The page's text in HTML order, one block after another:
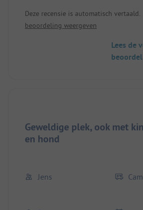
deels natuurlijk, maar goed
een goede afvoer voor afgewerkt
warme zwembad. De winkel biedt
nodig hebt, evenals pizza,
Zeer rustige plek. Helaas is er
internetkwaliteit is verbetert. Je
kopen in de haven (ongeveer 3 km
Deze recensie is automatisch vertaald.
beoordeling weergeven
Lees de
Geweldige plek, ook met
en hond
Jens